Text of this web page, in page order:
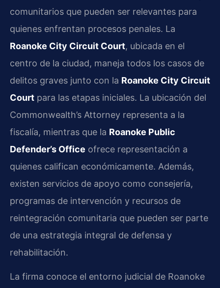
comunitarios que pueden ser relevantes para
quienes enfrentan procesos penales. La
Roanoke City Circuit Court, ubicada en el
centro de la ciudad, maneja todos los casos de
delitos graves junto con la Roanoke City Circuit
Court para las etapas iniciales. La ubicación del
Commonwealth’s Attorney representa a la
fiscalía, mientras que la Roanoke Public
Defender’s Office ofrece representación a
quienes califican económicamente. Además,
existen servicios de apoyo como consejería,
programas de intervención y recursos de
reintegración comunitaria que pueden ser parte
de una estrategia integral de defensa y
rehabilitación.
La firma conoce el entorno judicial de Roanoke